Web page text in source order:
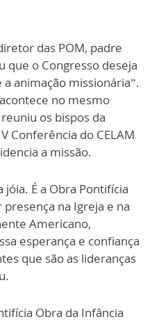
das POM, padre
que o Congresso deseja
animação missionária”.
no mesmo
os bispos da
Conferência do CELAM
a missão.
jóia. É a Obra Pontifícia
na Igreja e na
Americano,
esperança e confiança
que são as lideranças
Obra da Infância